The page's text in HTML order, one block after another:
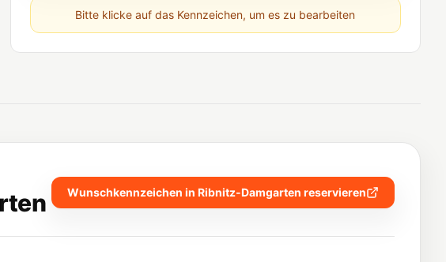
Bitte klicke auf das Kennzeichen, um es zu bearbeiten
Wunschkennzeichen in Ribnitz-Damgarten reservieren